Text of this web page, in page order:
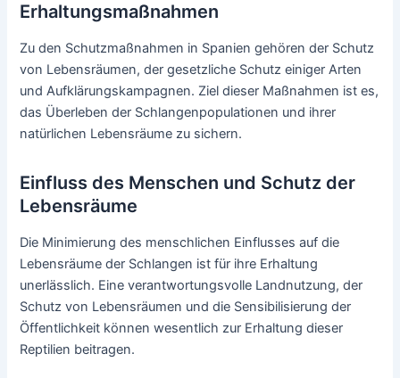
Erhaltungsmaßnahmen
Zu den Schutzmaßnahmen in Spanien gehören der Schutz
von Lebensräumen, der gesetzliche Schutz einiger Arten
und Aufklärungskampagnen. Ziel dieser Maßnahmen ist es,
das Überleben der Schlangenpopulationen und ihrer
natürlichen Lebensräume zu sichern.
Einfluss des Menschen und Schutz der
Lebensräume
Die Minimierung des menschlichen Einflusses auf die
Lebensräume der Schlangen ist für ihre Erhaltung
unerlässlich. Eine verantwortungsvolle Landnutzung, der
Schutz von Lebensräumen und die Sensibilisierung der
Öffentlichkeit können wesentlich zur Erhaltung dieser
Reptilien beitragen.